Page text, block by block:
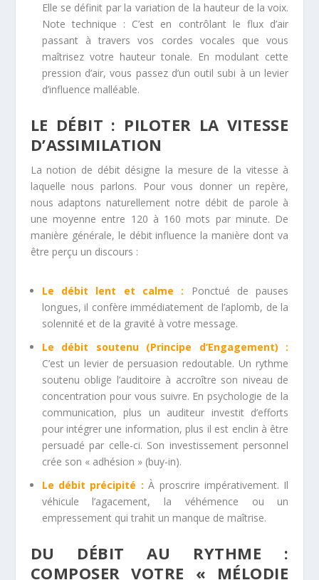
Elle se définit par la variation de la hauteur de la voix.
Note technique : C’est en contrôlant le flux d’air
passant à travers vos cordes vocales que vous
maîtrisez votre hauteur tonale. En modulant cette
pression d’air, vous passez d’un outil subi à un levier
d’influence malléable.
LE DÉBIT : PILOTER LA VITESSE
D’ASSIMILATION
La notion de débit désigne la mesure de la vitesse à
laquelle nous parlons. Pour vous donner un repère,
nous adaptons naturellement notre débit de parole à
une moyenne entre 120 à 160 mots par minute. De
manière générale, le débit influence la manière dont va
être perçu un discours :
Le débit lent et calme :
Ponctué de pauses
longues, il confère immédiatement de l’aplomb, de la
solennité et de la gravité à votre message.
Le débit soutenu (Principe d’Engagement) :
C’est un levier de persuasion redoutable. Un rythme
soutenu oblige l’auditoire à accroître son niveau de
concentration pour vous suivre. En psychologie de la
communication, plus un auditeur investit d’efforts
pour intégrer une information, plus il est enclin à être
persuadé par celle-ci. Son investissement personnel
crée son « adhésion » (buy-in).
Le débit précipité : À proscrire impérativement. Il
véhicule l’agacement, la véhémence ou un
empressement qui trahit un manque de maîtrise.
DU DÉBIT AU RYTHME :
COMPOSER VOTRE « MÉLODIE